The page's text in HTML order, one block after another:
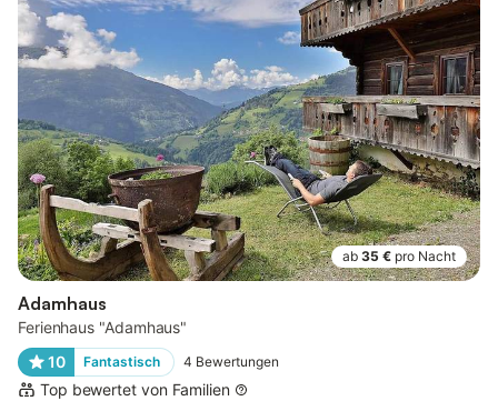
ab 35 € pro Nacht
Adamhaus
Ferienhaus "Adamhaus"
10
Fantastisch 4 Bewertungen
Top bewertet von Familien